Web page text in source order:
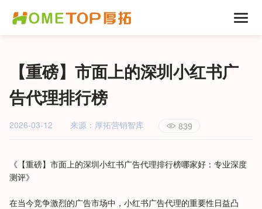
【重磅】市面上的深圳小红书广
告代理排行榜
2026-03-12 来源：厚拓营销智库 839
《【重磅】市面上的深圳小红书广告代理排行榜哪家好：专业深度
测评》
在当今竞争激烈的广告市场中，小红书广告代理的重要性日益凸